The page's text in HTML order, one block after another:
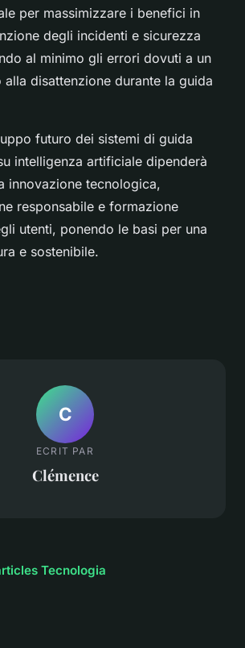
per massimizzare i benefici in
degli incidenti e sicurezza
al minimo gli errori dovuti a un
disattenzione durante la guida
futuro dei sistemi di guida
intelligenza artificiale dipenderà
innovazione tecnologica,
responsabile e formazione
utenti, ponendo le basi per una
e sostenibile.
C
ECRIT PAR
Clémence
Tecnologia